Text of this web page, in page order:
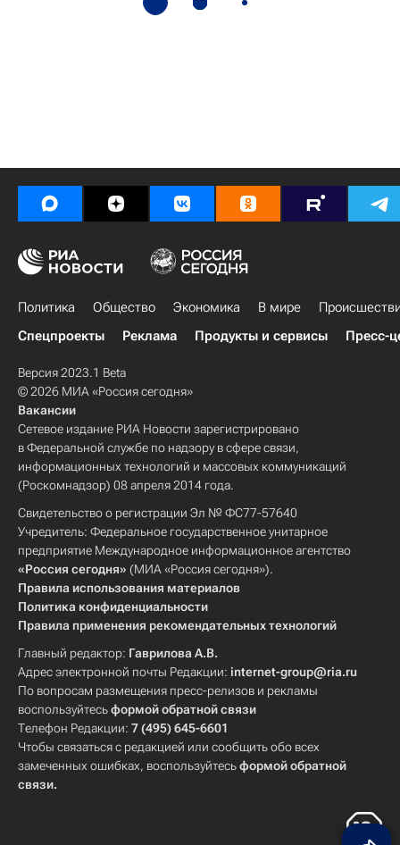
Политика Общество Экономика В мире
Спецпроекты
Реклама Продукты и сервисы Пресс-
Версия 2023.1 Beta
© 2026 МИА «Россия сегодня»
Вакансии
Сетевое издание РИА Новости зарегистрировано
в Федеральной службе по надзору в сфере связи,
информационных технологий и массовых коммуникаций
(Роскомнадзор) 08 апреля 2014 года.
Свидетельство о регистрации Эл № ФС77-57640
Учредитель: Федеральное государственное унитарное
предприятие Международное информационное агентство
«Россия сегодня» (МИА «Россия сегодня»).
Правила использования материалов
Политика конфиденциальности
Правила применения рекомендательных технологий
Главный редактор: Гаврилова А.В.
Адрес электронной почты Редакции: internet-group@ria.ru
По вопросам размещения пресс-релизов и рекламы
воспользуйтесьформой обратной связи
Телефон Редакции: 7 (495) 645-6601
Чтобы связаться с редакцией или сообщить обо всех
замеченных ошибках, воспользуйтесьформой обратной
связи.